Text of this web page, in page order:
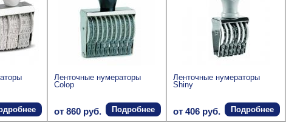
Ленточные нумераторы
Colop
от 860 руб. Подробнее
Ленточные нумераторы
Shiny
от 406 руб. Подробнее